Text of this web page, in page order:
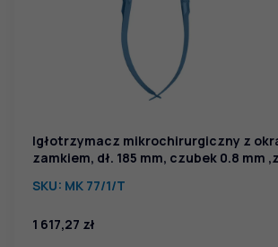
Igłotrzymacz mikrochirurgiczny z
zamkiem, dł. 185 mm, czubek 0.8 mm
SKU: MK 77/1/T
1 617,27 zł